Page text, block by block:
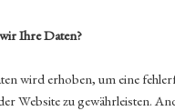
Ihre Daten?
wird erhoben, um eine
Website zu gewährleisten.